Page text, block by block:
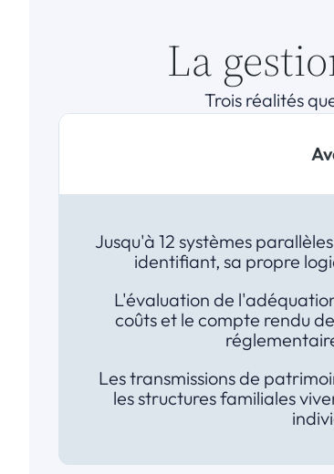
La
Trois réalités
Jusqu'à 12 systèmes
identifiant, sa propre
L'évaluation de
coûts et le compte rendu
Les transmissions de
les structures familiales